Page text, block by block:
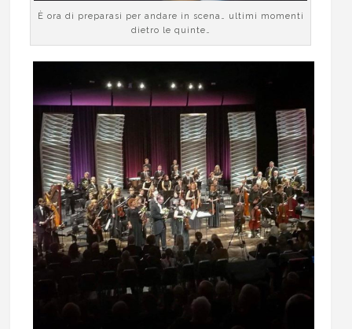
È ora di preparasi per andare in scena… ultimi momenti
dietro le quinte…